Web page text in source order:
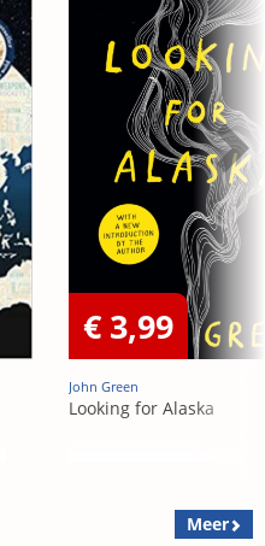
€ 3,99
John Green
Looking for Alaska
Meer